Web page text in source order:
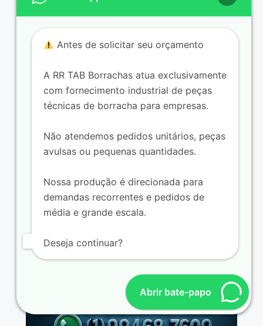
Fabricante de batentes e coxins de
Antes de solicitar seu orçamento
A RR TAB Borrachas atua exclusivamente
com fornecimento industrial de peças
técnicas de borracha para empresas.
Não atendemos pedidos unitários, peças
avulsas ou pequenas quantidades.
Nossa produção é direcionada para
demandas recorrentes e pedidos de
média e grande escala.
Deseja continuar?
Abrir bate-papo